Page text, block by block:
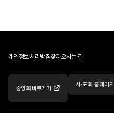
개인정보처리방침찾아오시는 길
중앙회 바로가기
시·도회 홈페이지